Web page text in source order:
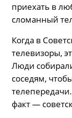
приехать в
сломанный
Когда в
телевизоры,
Люди
соседям,
факт —